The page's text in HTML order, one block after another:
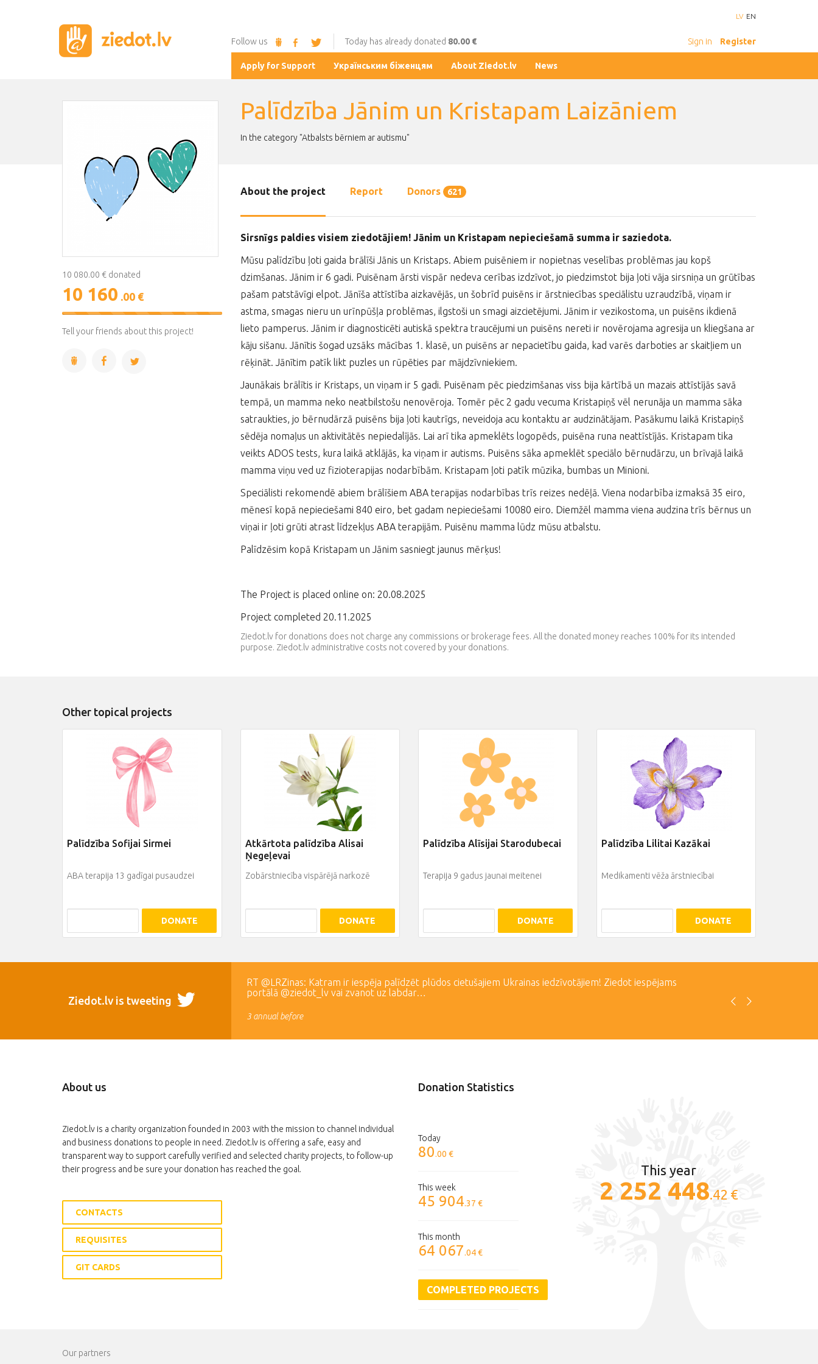
LV EN
Follow us Today has already donated 80.00 € Sign in Register
Apply for Support Українським біженцям About Ziedot.lv News
Palīdzība Jānim un Kristapam Laizāniem
In the category "Atbalsts bērniem ar autismu"
10 080.00 € donated
10 160 .00 €
101%
Complete
Tell your friends about this project!
About the project Report Donors 621
Sirsnīgs paldies visiem ziedotājiem! Jānim un Kristapam nepieciešamā summa ir saziedota.
Mūsu palīdzību ļoti gaida brālīši Jānis un Kristaps. Abiem puisēniem ir nopietnas veselības problēmas jau kopš
dzimšanas. Jānim ir 6 gadi. Puisēnam ārsti vispār nedeva cerības izdzīvot, jo piedzimstot bija ļoti vāja sirsniņa un grūtības
pašam patstāvīgi elpot. Jānīša attīstība aizkavējās, un šobrīd puisēns ir ārstniecības speciālistu uzraudzībā, viņam ir
astma, smagas nieru un urīnpūšļa problēmas, ilgstoši un smagi aizcietējumi. Jānim ir vezikostoma, un puisēns ikdienā
lieto pamperus. Jānim ir diagnosticēti autiskā spektra traucējumi un puisēns nereti ir novērojama agresija un kliegšana ar
kāju sišanu. Jānītis šogad uzsāks mācības 1. klasē, un puisēns ar nepacietību gaida, kad varēs darboties ar skaitļiem un
rēķināt. Jānītim patīk likt puzles un rūpēties par mājdzīvniekiem.
Jaunākais brālītis ir Kristaps, un viņam ir 5 gadi. Puisēnam pēc piedzimšanas viss bija kārtībā un mazais attīstījās savā
tempā, un mamma neko neatbilstošu nenovēroja. Tomēr pēc 2 gadu vecuma Kristapiņš vēl nerunāja un mamma sāka
satraukties, jo bērnudārzā puisēns bija ļoti kautrīgs, neveidoja acu kontaktu ar audzinātājam. Pasākumu laikā Kristapiņš
sēdēja nomaļus un aktivitātēs nepiedalījās. Lai arī tika apmeklēts logopēds, puisēna runa neattīstījās. Kristapam tika
veikts ADOS tests, kura laikā atklājās, ka viņam ir autisms. Puisēns sāka apmeklēt speciālo bērnudārzu, un brīvajā laikā
mamma viņu ved uz fizioterapijas nodarbībām. Kristapam ļoti patīk mūzika, bumbas un Minioni.
Speciālisti rekomendē abiem brālīšiem ABA terapijas nodarbības trīs reizes nedēļā. Viena nodarbība izmaksā 35 eiro,
mēnesī kopā nepieciešami 840 eiro, bet gadam nepieciešami 10080 eiro. Diemžēl mamma viena audzina trīs bērnus un
viņai ir ļoti grūti atrast līdzekļus ABA terapijām. Puisēnu mamma lūdz mūsu atbalstu.
Palīdzēsim kopā Kristapam un Jānim sasniegt jaunus mērķus!
The Project is placed online on: 20.08.2025
Project completed 20.11.2025
Ziedot.lv for donations does not charge any commissions or brokerage fees. All the donated money reaches 100% for its intended
purpose. Ziedot.lv administrative costs not covered by your donations.
Other topical projects
Palīdzība Sofijai Sirmei
ABA terapija 13 gadīgai pusaudzei
DONATE
Atkārtota palīdzība Alisai
Ņegeļevai
Zobārstniecība vispārējā narkozē
DONATE
Palīdzība Alīsijai Starodubecai
Terapija 9 gadus jaunai meitenei
DONATE
Palīdzība Lilitai Kazākai
Medikamenti vēža ārstniecībai
DONATE
Ziedot.lv is tweeting
RT @LRZinas: Katram ir iespēja palīdzēt plūdos cietušajiem Ukrainas iedzīvotājiem! Ziedot iespējams
portālā @ziedot_lv vai zvanot uz labdar…
3 annual before
About us
Ziedot.lv is a charity organization founded in 2003 with the mission to channel individual
and business donations to people in need. Ziedot.lv is offering a safe, easy and
transparent way to support carefully verified and selected charity projects, to follow-up
their progress and be sure your donation has reached the goal.
CONTACTS
REQUISITES
GIT CARDS
Donation Statistics
Today
80.00 €
This week
45 904.37 €
This month
64 067.04 €
COMPLETED PROJECTS
This year
2 252 448.42 €
Our partners